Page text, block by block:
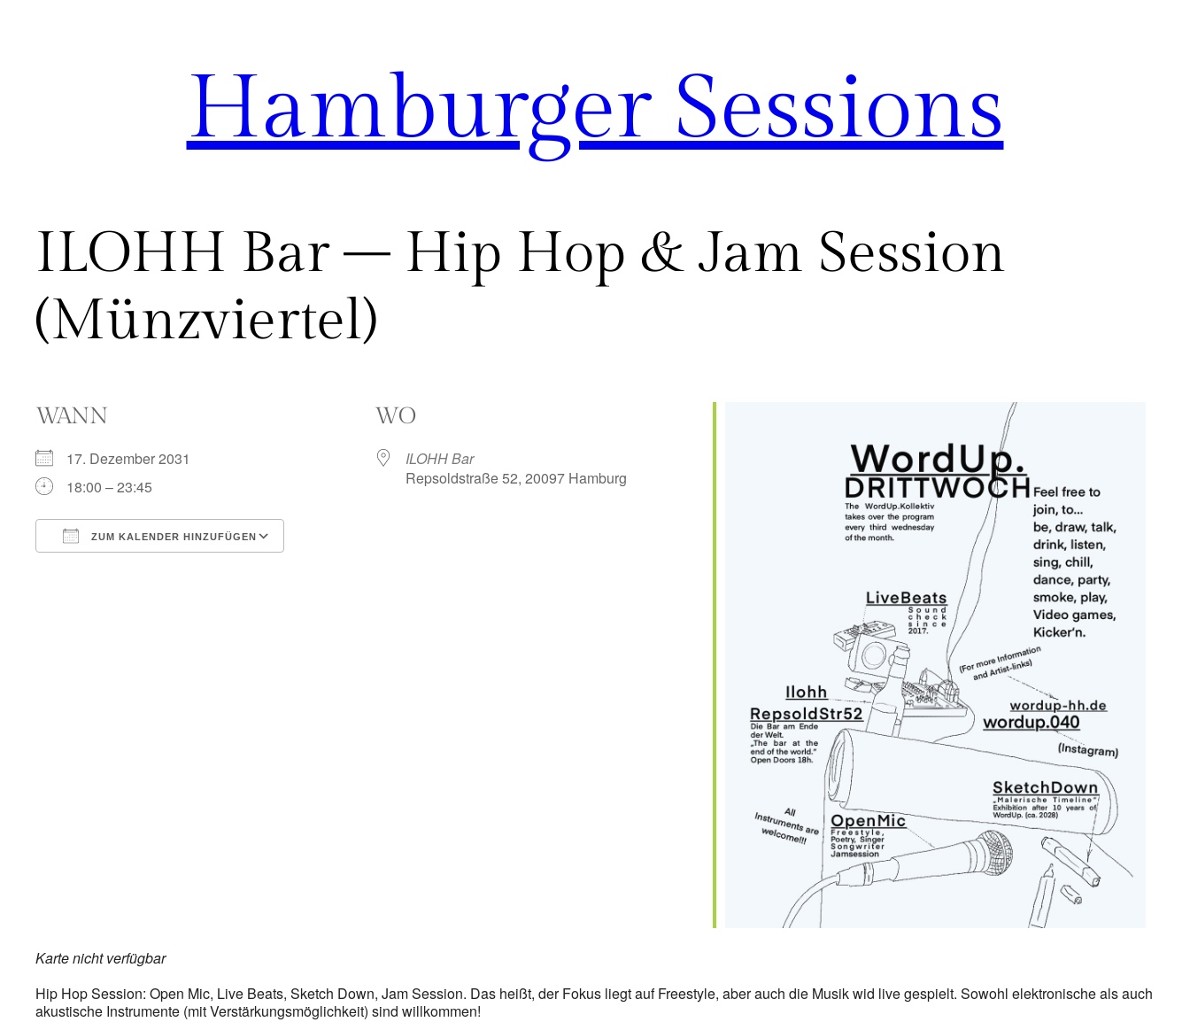
Hamburger Sessions
ILOHH Bar – Hip Hop & Jam Session
(Münzviertel)
WANN
17. Dezember 2031
18:00 – 23:45
ZUM KALENDER HINZUFÜGEN
Outlook Live
WO
ILOHH Bar
Repsoldstraße 52, 20097 Hamburg
Karte nicht verfügbar
Hip Hop Session: Open Mic, Live Beats, Sketch Down, Jam Session. Das heißt, der Fokus liegt auf Freestyle, aber auch die Musik wid live gespielt. Sowohl elektronische als auch
akustische Instrumente (mit Verstärkungsmöglichkeit) sind willkommen!